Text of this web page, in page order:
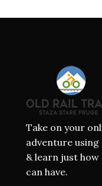
Take on your
adventure using
& learn just how
can have.